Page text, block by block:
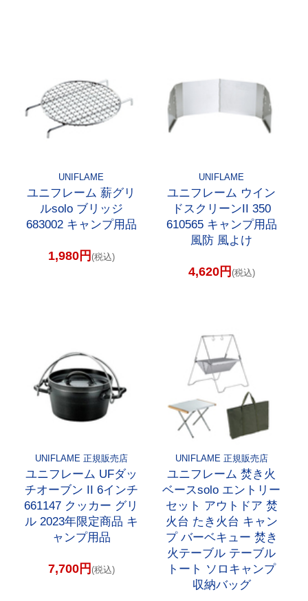
UNIFLAME
ユニフレーム 薪グリ
ルsolo ブリッジ
683002 キャンプ用品
1,980円 (税込)
UNIFLAME
ユニフレーム ウイン
ドスクリーンII 350
610565 キャンプ用品
風防 風よけ
4,620円 (税込)
UNIFLAME 正規販売店
ユニフレーム UFダッ
チオーブン II 6インチ
661147 クッカー グリ
ル 2023年限定商品 キ
ャンプ用品
7,700円 (税込)
UNIFLAME 正規販売店
ユニフレーム 焚き火
ベースsolo エントリー
セット アウトドア 焚
火台 たき火台 キャン
プ バーベキュー 焚き
火テーブル テーブル
トート ソロキャンプ
収納バッグ